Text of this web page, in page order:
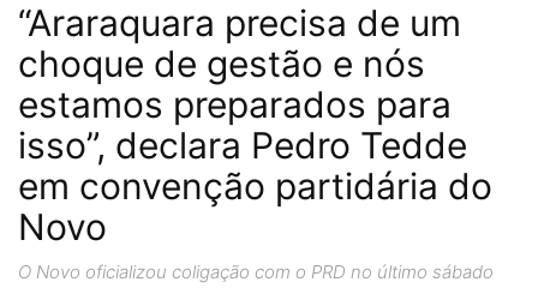
“Araraquara precisa de um
choque de gestão e nós
estamos preparados para
isso”, declara Pedro Tedde
em convenção partidária do
Novo
O Novo oficializou coligação com o PRD no último sábado